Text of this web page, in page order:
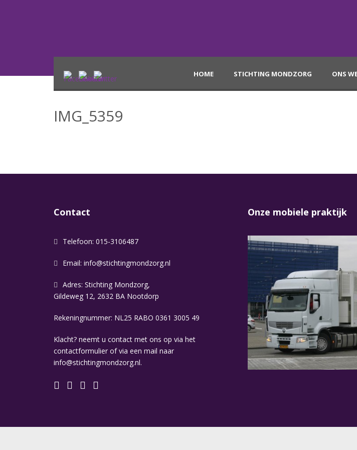
HOME STICHTING MONDZORG ONS
IMG_5359
Contact
Telefoon: 015-3106487
Email: info@stichtingmondzorg.nl
Adres: Stichting Mondzorg,
Gildeweg 12, 2632 BA Nootdorp
Rekeningnummer: NL25 RABO 0361 3005 49
Klacht? neemt u contact met ons op via het
contactformulier of via een mail naar
info@stichtingmondzorg.nl.
Onze mobiele praktijk